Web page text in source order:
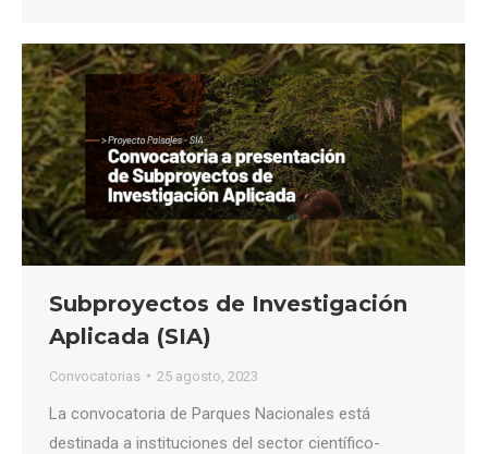
Subproyectos de Investigación
Aplicada (SIA)
Convocatorias 25 agosto, 2023
La convocatoria de Parques Nacionales está
destinada a instituciones del sector científico-